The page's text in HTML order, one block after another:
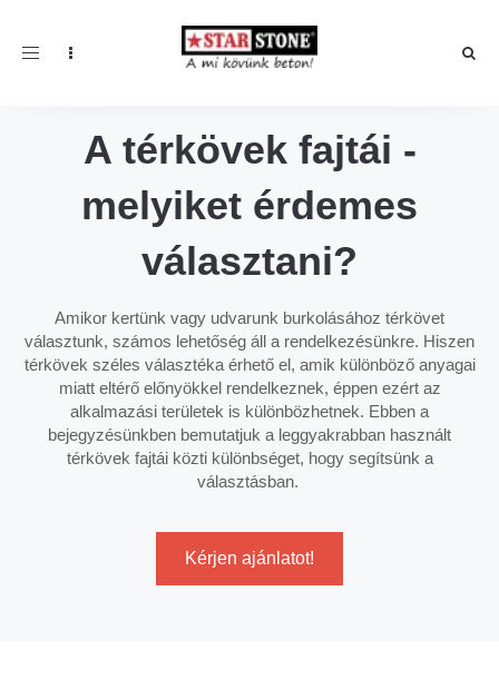
Toggle navigation
A térkövek fajtái -
melyiket érdemes
választani?
Amikor kertünk vagy udvarunk burkolásához térkövet
választunk, számos lehetőség áll a rendelkezésünkre. Hiszen
térkövek széles választéka érhető el, amik különböző anyagai
miatt eltérő előnyökkel rendelkeznek, éppen ezért az
alkalmazási területek is különbözhetnek. Ebben a
bejegyzésünkben bemutatjuk a leggyakrabban használt
térkövek fajtái közti különbséget, hogy segítsünk a
választásban.
Kérjen ajánlatot!